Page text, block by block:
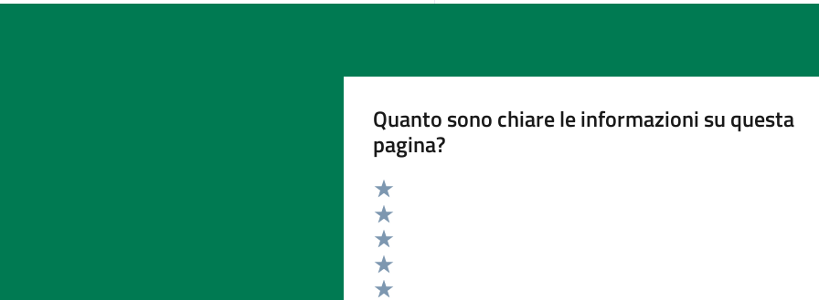
Quanto sono chiare le informazioni su questa
pagina?
Valuta 5 stelle su 5
Valuta 4 stelle su 5
Valuta 3 stelle su 5
Valuta 2 stelle su 5